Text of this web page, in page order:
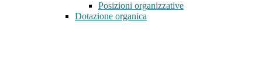
Posizioni organizzative
Dotazione organica